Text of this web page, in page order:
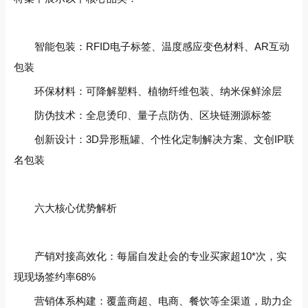
智能包装‌：RFID电子标签、温度感应变色材料、AR互动
包装
环保材料‌：可降解塑料、植物纤维包装、纳米保鲜涂层
防伪技术‌：全息烫印、量子点防伪、区块链溯源标签
创新设计‌：3D异形瓶罐、个性化定制解决方案、文创IP联
名包装
六大核心优势解析‌
产销对接高效化‌：每届自发赴会的专业买家超10*次，实
现现场签约率68%
营销体系构建‌：覆盖商超、电商、餐饮等全渠道，助力企